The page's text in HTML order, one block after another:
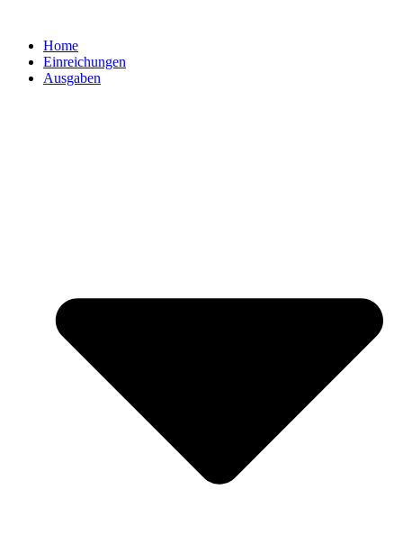
springenHome
Einreichungen
Ausgaben